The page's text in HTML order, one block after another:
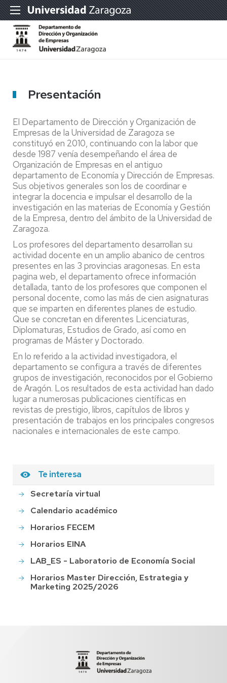
Presentación
El Departamento de Dirección y Organización de
Empresas de la Universidad de Zaragoza se
constituyó en 2010, continuando con la labor que
desde 1987 venía desempeñando el área de
Organización de Empresas en el antiguo
departamento de Economía y Dirección de Empresas.
Sus objetivos generales son los de coordinar e
integrar la docencia e impulsar el desarrollo de la
investigación en las materias de Economía y Gestión
de la Empresa, dentro del ámbito de la Universidad de
Zaragoza.
Los profesores del departamento desarrollan su
actividad docente en un amplio abanico de centros
presentes en las 3 provincias aragonesas. En esta
pagina web, el departamento ofrece información
detallada, tanto de los profesores que componen el
personal docente, como las más de cien asignaturas
que se imparten en diferentes planes de estudio.
Que se concretan en diferentes Licenciaturas,
Diplomaturas, Estudios de Grado, así como en
programas de Máster y Doctorado.
En lo referido a la actividad investigadora, el
departamento se configura a través de diferentes
grupos de investigación, reconocidos por el Gobierno
de Aragón. Los resultados de esta actividad han dado
lugar a numerosas publicaciones científicas en
revistas de prestigio, libros, capítulos de libros y
presentación de trabajos en los principales congresos
nacionales e internacionales de este campo.
Te interesa
Secretaría virtual
Calendario académico
Horarios FECEM
Horarios EINA
LAB_ES - Laboratorio de Economía Social
Horarios Master Dirección, Estrategia y
Marketing 2025/2026